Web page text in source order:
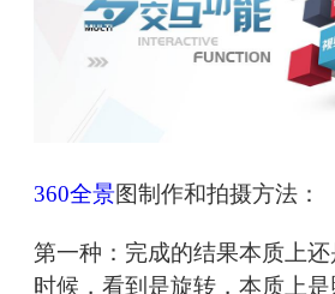
360全景图制作和拍摄方法：
第一种：完成的结果本质上
时候，看到是旋转，本质上